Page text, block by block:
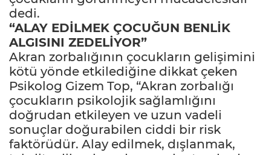
dedi.
“ALAY EDİLMEK ÇOCUĞUN BENLİK
ALGISINI ZEDELİYOR”
Akran zorbalığının çocukların gelişimini
kötü yönde etkilediğine dikkat çeken
Psikolog Gizem Top, “Akran zorbalığı
çocukların psikolojik sağlamlığını
doğrudan etkileyen ve uzun vadeli
sonuçlar doğurabilen ciddi bir risk
faktörüdür. Alay edilmek, dışlanmak,